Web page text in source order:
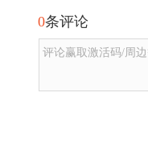
0条评论
评论赢取激活码/周